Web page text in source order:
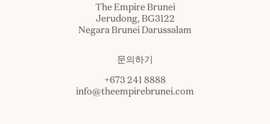
The Empire Brunei
Jerudong, BG3122
Negara Brunei Darussalam
문의하기
+673 241 8888
info@theempirebrunei.com